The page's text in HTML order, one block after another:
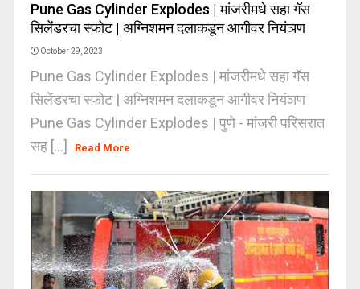
Pune Gas Cylinder Explodes | मांजरीमधे सहा गॅस
सिलेंडरचा स्फोट | अग्निशमन दलाकडून आगीवर नियंञण
October 29, 2023
Pune Gas Cylinder Explodes | मांजरीमधे सहा गॅस
सिलेंडरचा स्फोट | अग्निशमन दलाकडून आगीवर नियंञण
Pune Gas Cylinder Explodes | पुणे - मांजरी परिसरात
सह [...]
Read More